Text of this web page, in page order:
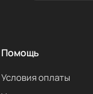
Помощь
Условия оплаты